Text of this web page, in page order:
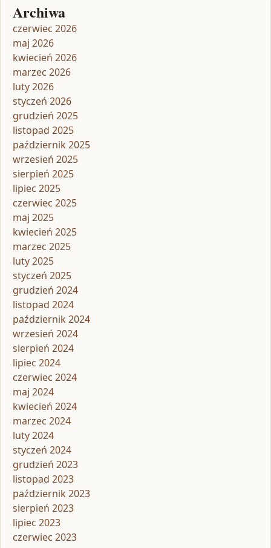
Archiwa
czerwiec 2026
maj 2026
kwiecień 2026
marzec 2026
luty 2026
styczeń 2026
grudzień 2025
listopad 2025
październik 2025
wrzesień 2025
sierpień 2025
lipiec 2025
czerwiec 2025
maj 2025
kwiecień 2025
marzec 2025
luty 2025
styczeń 2025
grudzień 2024
listopad 2024
październik 2024
wrzesień 2024
sierpień 2024
lipiec 2024
czerwiec 2024
maj 2024
kwiecień 2024
marzec 2024
luty 2024
styczeń 2024
grudzień 2023
listopad 2023
październik 2023
sierpień 2023
lipiec 2023
czerwiec 2023